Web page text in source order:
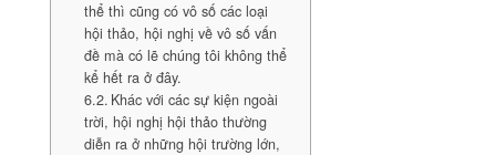
thể thì cũng có vô số các loại
hội thảo, hội nghị về vô số vấn
đề mà có lẽ chúng tôi không thể
kể hết ra ở đây.
Khác với các sự kiện ngoài
trời, hội nghị hội thảo thường
diễn ra ở những hội trường lớn,